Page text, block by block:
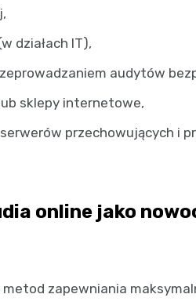
działach IT),
audytów
sklepy internetowe,
przechowujących i
online jako
zapewniania